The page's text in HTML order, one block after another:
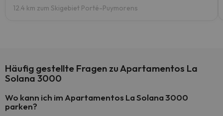
12.4 km zum Skigebiet Porté-Puymorens
Häufig gestellte Fragen zu Apartamentos La
Solana 3000
Wo kann ich im Apartamentos La Solana 3000
parken?